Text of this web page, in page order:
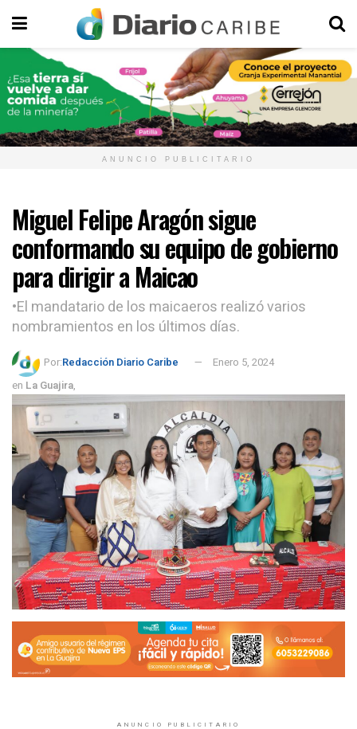
ANUNCIO PUBLICITARIO
Miguel Felipe Aragón sigue
conformando su equipo de gobierno
para dirigir a Maicao
•El mandatario de los maicaeros realizó varios
nombramientos en los últimos días.
Por:Redacción Diario Caribe
Enero 5, 2024
en La Guajira,
ANUNCIO PUBLICITARIO